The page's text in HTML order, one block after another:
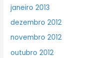
janeiro 2013
dezembro 2012
novembro 2012
outubro 2012